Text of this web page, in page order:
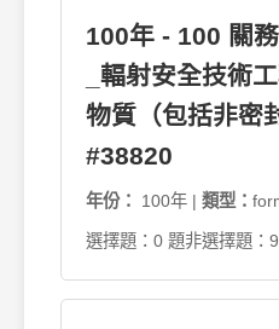
100年 - 100 關
_輻射安全技術
物質（包括非密
#38820
年份： 100年 | 類型：
選擇題：0 題非選擇題：